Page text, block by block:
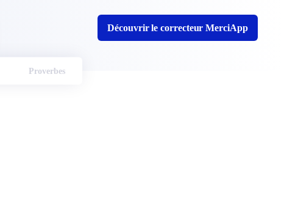
Découvrir le correcteur MerciApp
Proverbes